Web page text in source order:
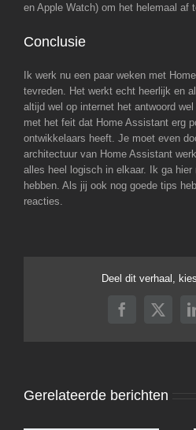
en Apple Watch) om het helemaal af
Conclusie
Ik werk nu een paar weken met
tevreden. Het werkt echt heerlijk en
altijd wel op internet het antwoord
met het feit dat Home Assistant erg
ontwikkelaars heeft. Je moet even
architectuur van Home Assistant
alles heel logisch in elkaar. Ik ga hier
hebben. Als jij ook nog goede tips
reacties.
Deel dit verhaal,
Facebook
X
Gerelateerde berichten